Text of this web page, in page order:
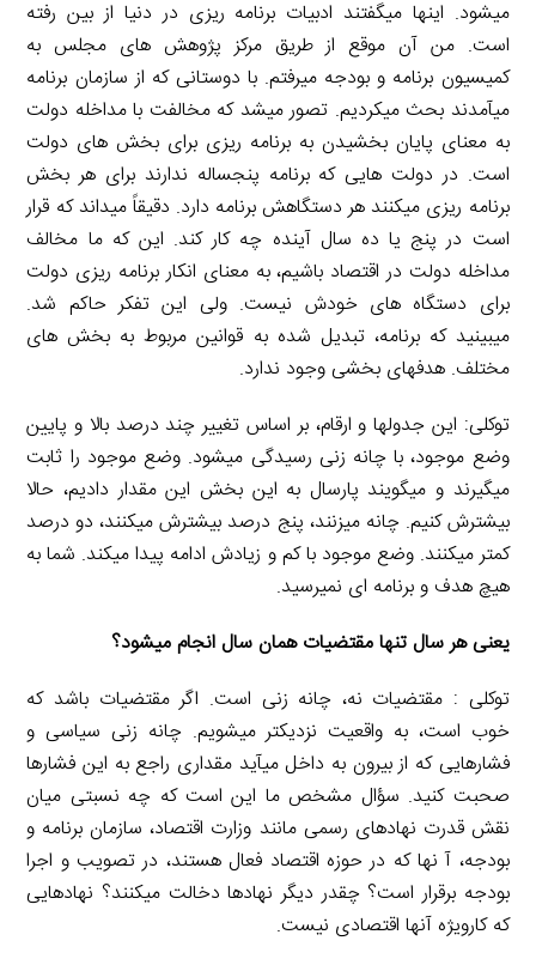
میشود. اینها میگفتند ادبیات برنامه ریزی در دنیا از بین رفته
است. من آن موقع از طریق مرکز پژوهش های مجلس به
کمیسیون برنامه و بودجه میرفتم. با دوستانی که از سازمان برنامه
میآمدند بحث میکردیم. تصور میشد که مخالفت با مداخله دولت
به معنای پایان بخشیدن به برنامه ریزی برای بخش های دولت
است. در دولت هایی که برنامه پنجساله ندارند برای هر بخش
برنامه ریزی میکنند هر دستگاهش برنامه دارد. دقیقاً میداند که قرار
است در پنج یا ده سال آینده چه کار کند. این که ما مخالف
مداخله دولت در اقتصاد باشیم، به معنای انکار برنامه ریزی دولت
برای دستگاه های خودش نیست. ولی این تفکر حاکم شد.
میبینید که برنامه، تبدیل شده به قوانین مربوط به بخش های
مختلف. هدفهای بخشی وجود ندارد.
توکلی: این جدولها و ارقام، بر اساس تغییر چند درصد بالا و پایین
وضع موجود، با چانه زنی رسیدگی میشود. وضع موجود را ثابت
میگیرند و میگویند پارسال به این بخش این مقدار دادیم، حالا
بیشترش کنیم. چانه میزنند، پنج درصد بیشترش میکنند، دو درصد
کمتر میکنند. وضع موجود با کم و زیادش ادامه پیدا میکند. شما به
هیچ هدف و برنامه ای نمیرسید.
یعنی هر سال تنها مقتضیات همان سال انجام میشود؟
توکلی : مقتضیات نه، چانه زنی است. اگر مقتضیات باشد که
خوب است، به واقعیت نزدیکتر میشویم. چانه زنی سیاسی و
فشارهایی که از بیرون به داخل میآید مقداری راجع به این فشارها
صحبت کنید. سؤال مشخص ما این است که چه نسبتی میان
نقش قدرت نهادهای رسمی مانند وزارت اقتصاد، سازمان برنامه و
بودجه، آ نها که در حوزه اقتصاد فعال هستند، در تصویب و اجرا
بودجه برقرار است؟ چقدر دیگر نهادها دخالت میکنند؟ نهادهایی
که کارویژه آنها اقتصادی نیست.